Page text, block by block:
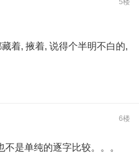
5楼
着, 掖着, 说得个半明不白的,
6楼
是单纯的逐字比较。。。